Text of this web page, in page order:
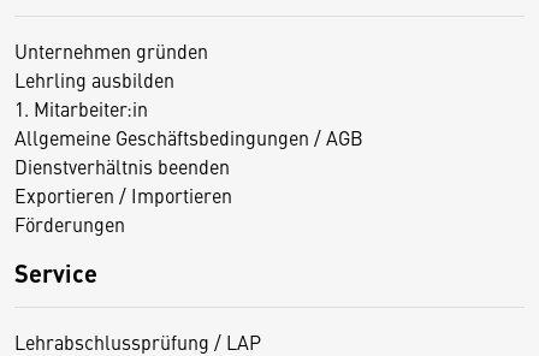
Unternehmen gründen
Lehrling ausbilden
1. Mitarbeiter:in
Allgemeine Geschäftsbedingungen / AGB
Dienstverhältnis beenden
Exportieren / Importieren
Förderungen
Service
Lehrabschlussprüfung / LAP